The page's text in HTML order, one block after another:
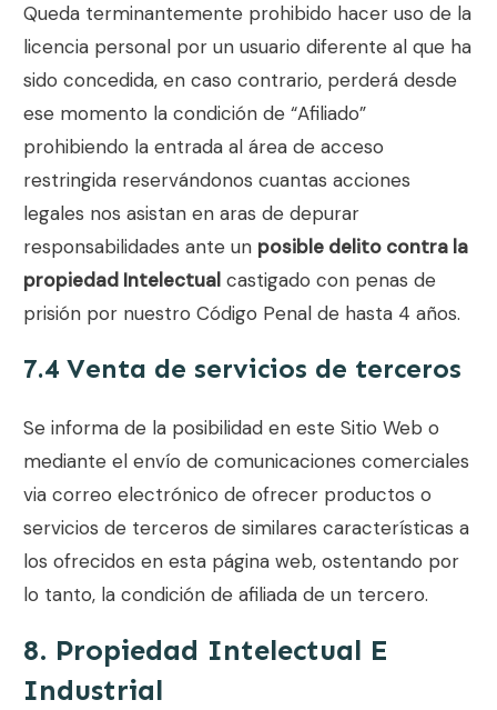
Queda terminantemente prohibido hacer uso de la
licencia personal por un usuario diferente al que ha
sido concedida, en caso contrario, perderá desde
ese momento la condición de “Afiliado”
prohibiendo la entrada al área de acceso
restringida reservándonos cuantas acciones
legales nos asistan en aras de depurar
responsabilidades ante un posible delito contra la
propiedad Intelectual castigado con penas de
prisión por nuestro Código Penal de hasta 4 años.
7.4 Venta de servicios de terceros
Se informa de la posibilidad en este Sitio Web o
mediante el envío de comunicaciones comerciales
via correo electrónico de ofrecer productos o
servicios de terceros de similares características a
los ofrecidos en esta página web, ostentando por
lo tanto, la condición de afiliada de un tercero.
8. Propiedad Intelectual E
Industrial